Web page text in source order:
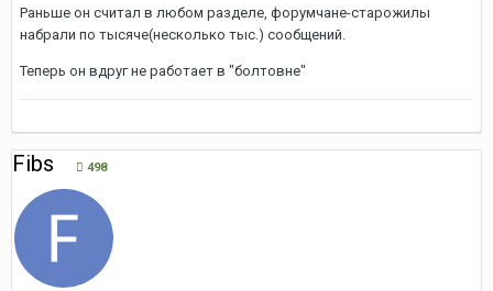
Раньше он считал в любом разделе, форумчане-старожилы
набрали по тысяче(несколько тыс.) сообщений.
Теперь он вдруг не работает в "болтовне"
Fibs 498